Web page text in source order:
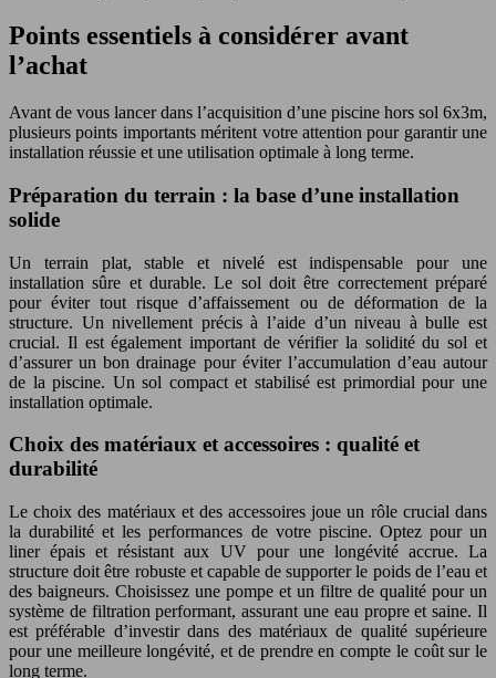
Points essentiels à considérer avant
l’achat
Avant de vous lancer dans l’acquisition d’une piscine hors sol 6x3m,
plusieurs points importants méritent votre attention pour garantir une
installation réussie et une utilisation optimale à long terme.
Préparation du terrain : la base d’une installation
solide
Un terrain plat, stable et nivelé est indispensable pour une
installation sûre et durable. Le sol doit être correctement préparé
pour éviter tout risque d’affaissement ou de déformation de la
structure. Un nivellement précis à l’aide d’un niveau à bulle est
crucial. Il est également important de vérifier la solidité du sol et
d’assurer un bon drainage pour éviter l’accumulation d’eau autour
de la piscine. Un sol compact et stabilisé est primordial pour une
installation optimale.
Choix des matériaux et accessoires : qualité et
durabilité
Le choix des matériaux et des accessoires joue un rôle crucial dans
la durabilité et les performances de votre piscine. Optez pour un
liner épais et résistant aux UV pour une longévité accrue. La
structure doit être robuste et capable de supporter le poids de l’eau et
des baigneurs. Choisissez une pompe et un filtre de qualité pour un
système de filtration performant, assurant une eau propre et saine. Il
est préférable d’investir dans des matériaux de qualité supérieure
pour une meilleure longévité, et de prendre en compte le coût sur le
long terme.